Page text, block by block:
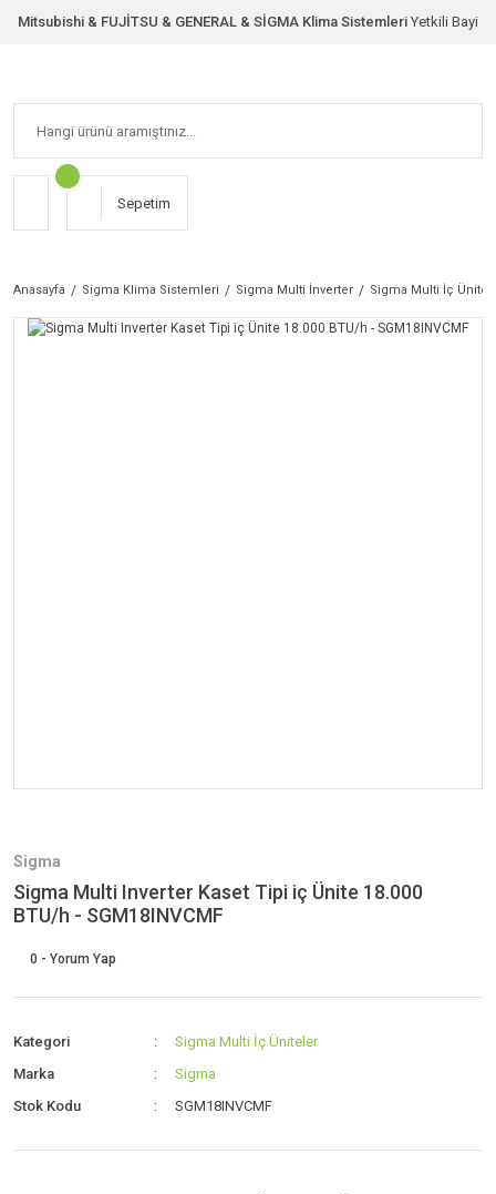
Mitsubishi & FUJİTSU & GENERAL & SİGMA Klima Sistemleri Yetkili Bayi
Sepetim
Anasayfa Sigma Klima Sistemleri Sigma Multi İnverter Sigma Multi İç
Sigma
Sigma Multi Inverter Kaset Tipi iç Ünite 18.000
BTU/h - SGM18INVCMF
0 - Yorum Yap
Kategori
Sigma Multi İç Üniteler
Marka
Sigma
Stok Kodu
SGM18INVCMF